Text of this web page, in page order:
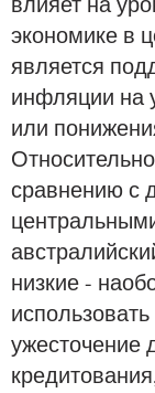
экономике в
является
инфляции на
или
сравнению с
низкие -
ужесточение